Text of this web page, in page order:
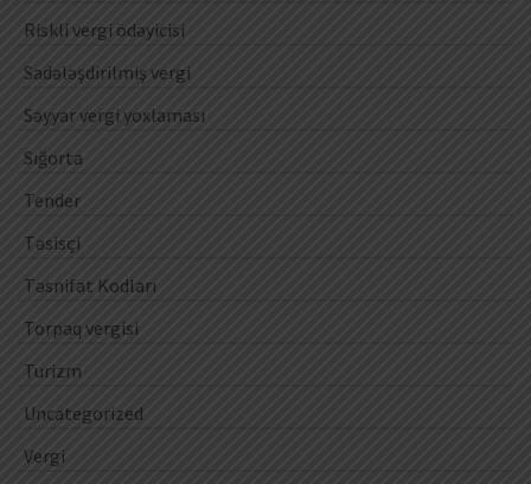
Riskli vergi ödəyicisi
Sadələşdirilmiş vergi
Səyyar vergi yoxlaması
Sığorta
Tender
Təsisçi
Təsnifat Kodları
Torpaq vergisi
Turizm
Uncategorized
Vergi